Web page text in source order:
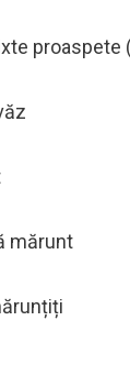
proaspete
mărunt